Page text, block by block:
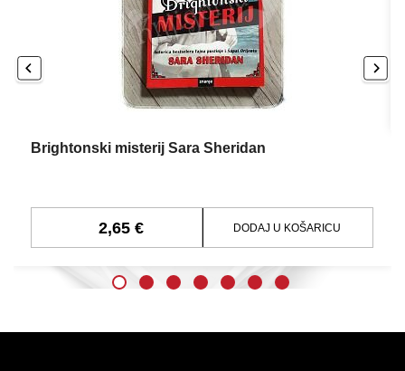
Brightonski misterij Sara Sheridan
2,65 € DODAJ U KOŠARICU